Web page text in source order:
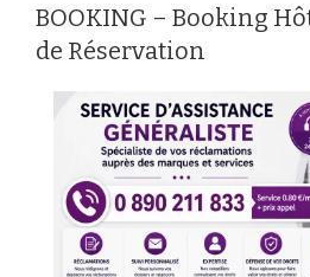
BOOKING – Booking
de Réservation